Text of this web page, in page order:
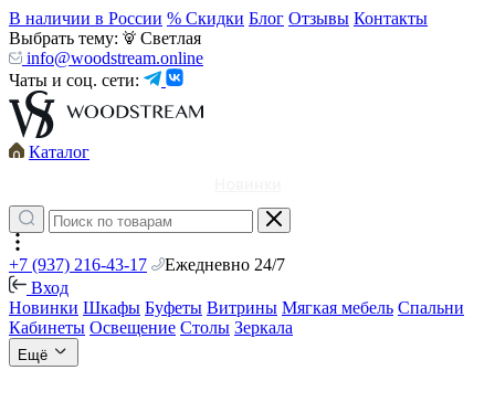
В наличии в России % Скидки Блог Отзывы Контакты
Выбрать тему:
Светлая
info@woodstream.online
Чаты и соц. сети:
Каталог
+7 (937) 216-43-17
Ежедневно 24/7
Вход
Новинки Шкафы Буфеты Витрины Мягкая мебель Спальни
Кабинеты Освещение Столы Зеркала
Ещё